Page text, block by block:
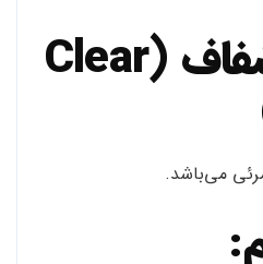
3. ریتینر شفاف (Clear
می‌باشد.